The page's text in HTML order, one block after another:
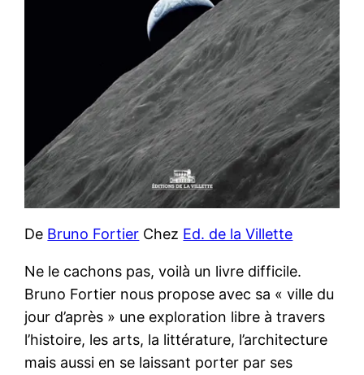
De Bruno Fortier Chez Ed. de la Villette
Ne le cachons pas, voilà un livre difficile.
Bruno Fortier nous propose avec sa « ville du
jour d’après » une exploration libre à travers
l’histoire, les arts, la littérature, l’architecture
mais aussi en se laissant porter par ses